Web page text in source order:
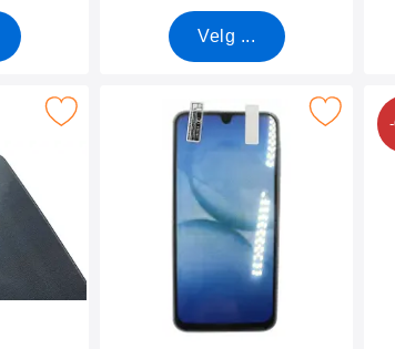
Velg ...
Galaxy A17 som favoritt
Merk skjermbeskyttelse Samsung
Merk 6-